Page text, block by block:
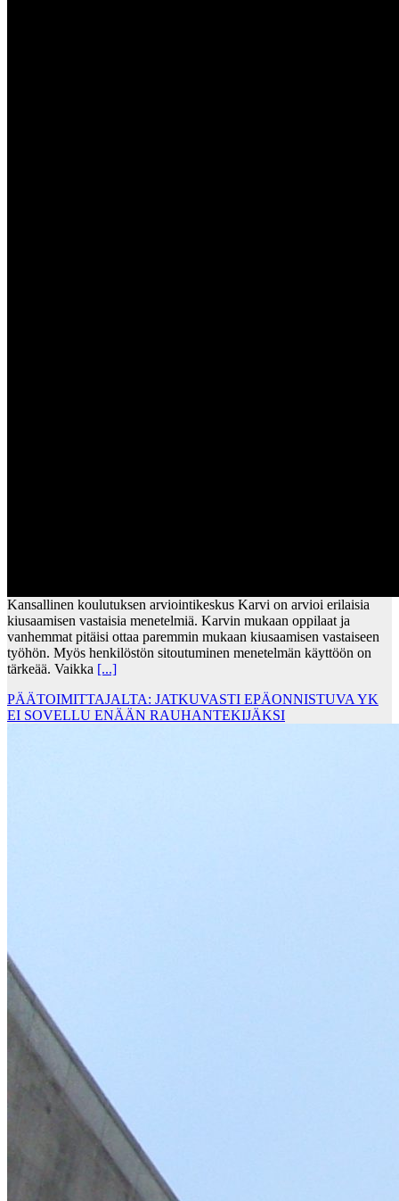
Kansallinen koulutuksen arviointikeskus Karvi on arvioi erilaisia
kiusaamisen vastaisia menetelmiä. Karvin mukaan oppilaat ja
vanhemmat pitäisi ottaa paremmin mukaan kiusaamisen vastaiseen
työhön. Myös henkilöstön sitoutuminen menetelmän käyttöön on
tärkeää. Vaikka [...]
PÄÄTOIMITTAJALTA: JATKUVASTI EPÄONNISTUVA YK
EI SOVELLU ENÄÄN RAUHANTEKIJÄKSI